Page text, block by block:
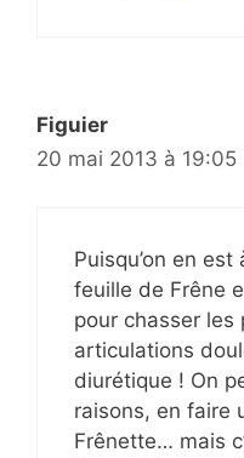
Figuier
20 mai 2013 à 19:05
Puisqu’on en
feuille de Frêne
pour chasser
articulations
diurétique ! On
raisons, en faire
Frênette… mais